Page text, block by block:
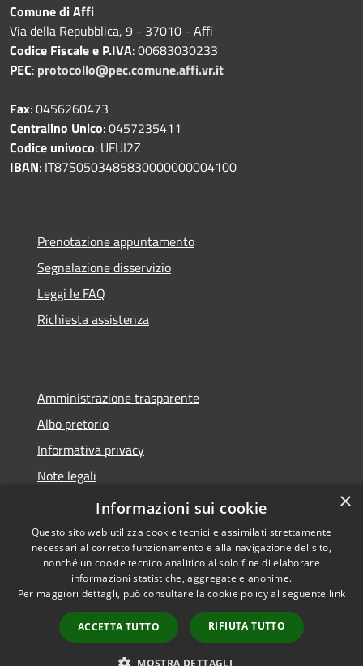
Comune di Affi
Via della Repubblica, 9 - 37010 - Affi
Codice Fiscale e P.IVA: 00683030233
PEC: protocollo@pec.comune.affi.vr.it
Fax: 0456260473
Centralino Unico: 0457235411
Codice univoco: UFUI2Z
IBAN: IT87S0503485830000000004100
Prenotazione appuntamento
Segnalazione disservizio
Leggi le FAQ
Richiesta assistenza
Amministrazione trasparente
Albo pretorio
Informativa privacy
Note legali
Dichiarazione di accessibilità
Accessibilità
Copyright © 2026 • Comune di
Affi • Powered by
Municipium•
Accesso
redazione
×
Informazioni sui cookie
Questo sito web utilizza cookie tecnici e assimilati strettamente
necessari al corretto funzionamento e alla navigazione del sito,
nonché un cookie tecnico analitico al solo fine di elaborare
informazioni statistiche, aggregate e anonime.
Per maggiori dettagli, può consultare la cookie policy al seguente link
ACCETTA TUTTO RIFIUTA TUTTO
MOSTRA DETTAGLI